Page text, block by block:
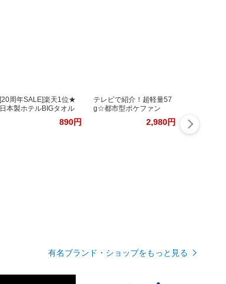
[20周年SALE]楽天1位★
日本製ホテルBIGタオル
890円
テレビで紹介！超軽量57
g☆都市型ポケファン
2,980円
有名ブランド・ショップをもっと見る